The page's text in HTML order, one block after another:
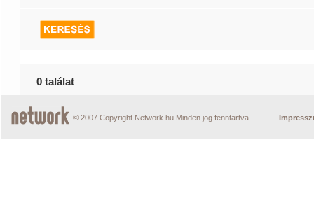
0 találat
© 2007 Copyright Network.hu Minden jog fenntartva.